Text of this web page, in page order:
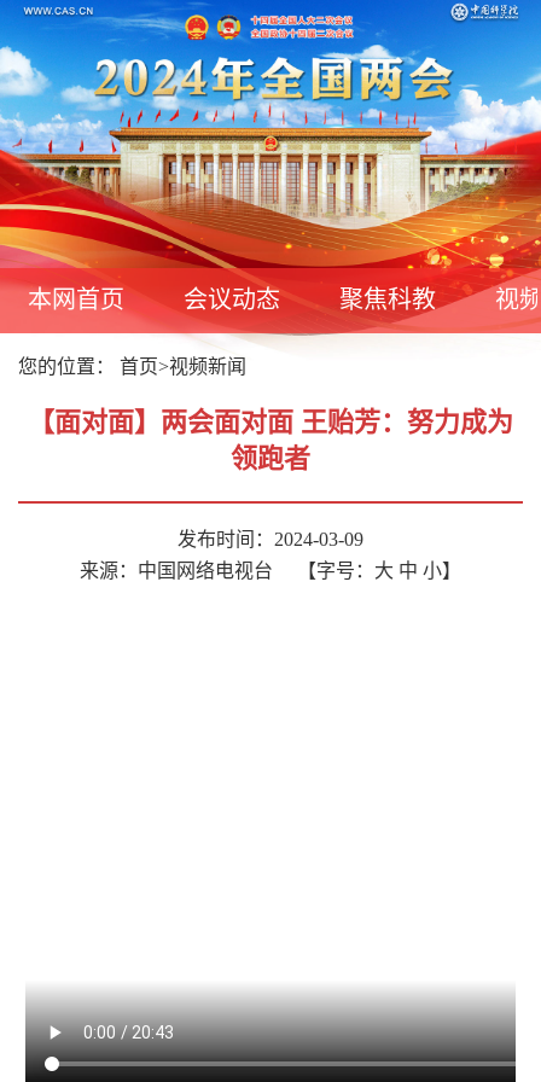
本网首页 会议动态 聚焦科教 视
您的位置： 首页>视频新闻
【面对面】两会面对面 王贻芳：努力成为
领跑者
发布时间：2024-03-09
来源：中国网络电视台
【字号： 大 中 小】